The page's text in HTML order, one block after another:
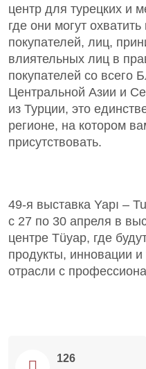
центр для турецких и
где они могут
покупателей, лиц,
влиятельных лиц в
покупателей со всего
Центральной Азии и
из Турции, это
регионе, на котором
присутствовать.
49-я выставка Yapı –
с 27 по 30 апреля в
центре Tüyap, где
продукты, инновации
отрасли с
126